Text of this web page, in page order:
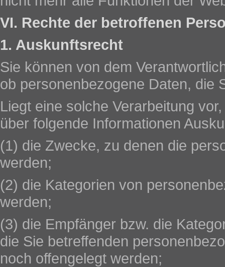
VI. Rechte der betroffenen
1. Auskunftsrecht
Sie können von dem
ob personenbezogene Daten, die
Liegt eine solche Verarbeitung
über folgende Informationen
(1) die Zwecke, zu denen die
werden;
(2) die Kategorien von
werden;
(3) die Empfänger bzw. die
die Sie betreffenden
noch offengelegt werden;